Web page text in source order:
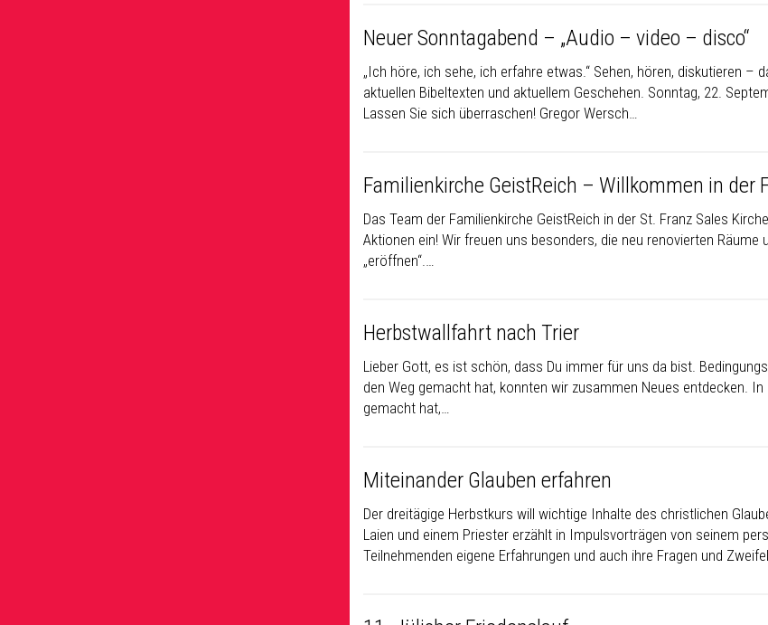
Neuer Sonntagabend – „Audio – video – disco“
„Ich höre, ich sehe, ich erfahre etwas.“ Sehen, hören, diskutieren
aktuellen Bibeltexten und aktuellem Geschehen. Sonntag, 22.
Lassen Sie sich überraschen! Gregor Wersch…
Familienkirche GeistReich – Willkommen in der
Das Team der Familienkirche GeistReich in der St. Franz Sales
Aktionen ein! Wir freuen uns besonders, die neu renovierten
„eröffnen“.…
Herbstwallfahrt nach Trier
Lieber Gott, es ist schön, dass Du immer für uns da bist.
den Weg gemacht hat, konnten wir zusammen Neues entdecken.
gemacht hat,…
Miteinander Glauben erfahren
Der dreitägige Herbstkurs will wichtige Inhalte des christlichen
Laien und einem Priester erzählt in Impulsvorträgen von seinem
Teilnehmenden eigene Erfahrungen und auch ihre Fragen und